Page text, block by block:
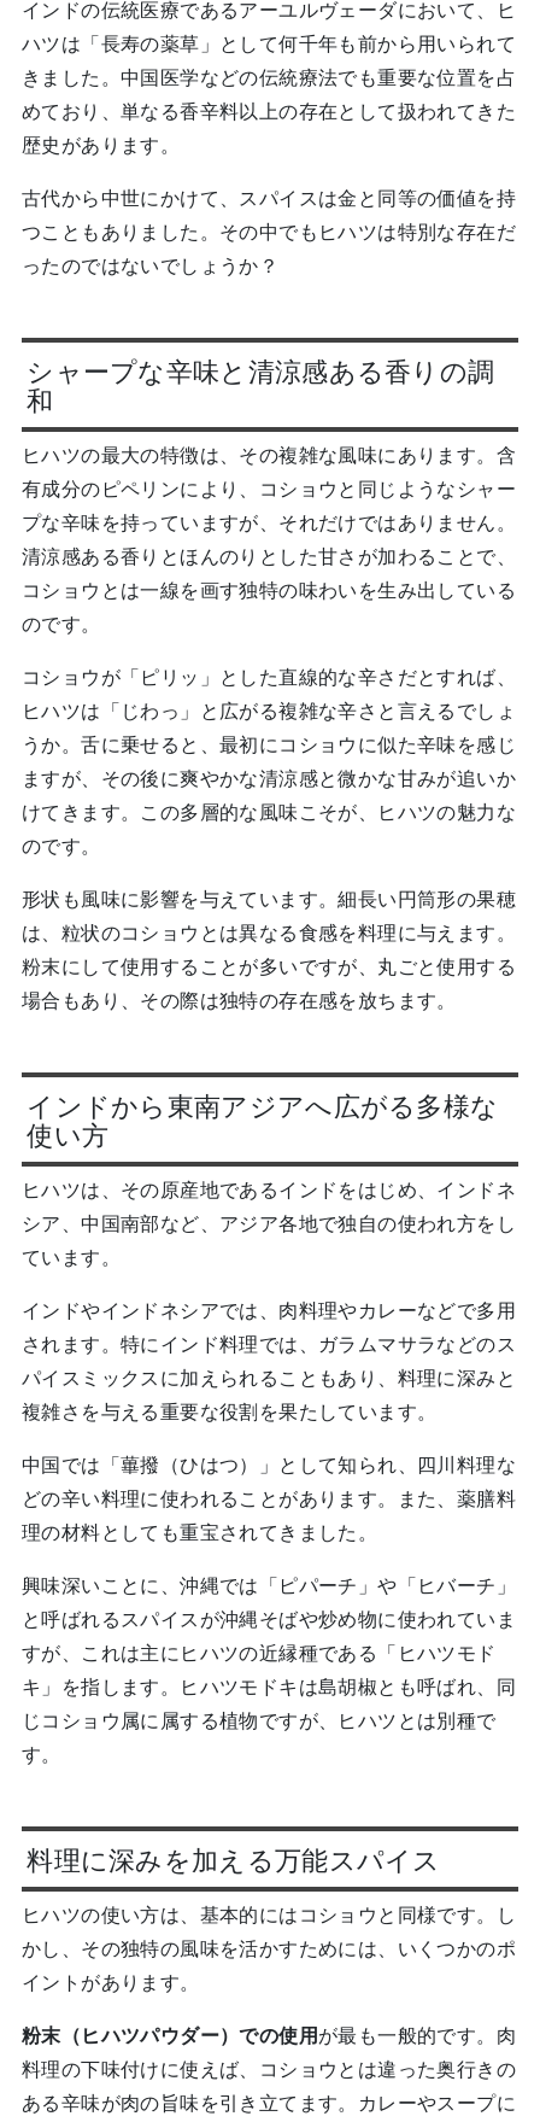
インドの伝統医療であるアーユルヴェーダにおいて、ヒ
ハツは「長寿の薬草」として何千年も前から用いられて
きました。中国医学などの伝統療法でも重要な位置を占
めており、単なる香辛料以上の存在として扱われてきた
歴史があります。
古代から中世にかけて、スパイスは金と同等の価値を持
つこともありました。その中でもヒハツは特別な存在だ
ったのではないでしょうか？
シャープな辛味と清涼感ある香りの調
和
ヒハツの最大の特徴は、その複雑な風味にあります。含
有成分のピペリンにより、コショウと同じようなシャー
プな辛味を持っていますが、それだけではありません。
清涼感ある香りとほんのりとした甘さが加わることで、
コショウとは一線を画す独特の味わいを生み出している
のです。
コショウが「ピリッ」とした直線的な辛さだとすれば、
ヒハツは「じわっ」と広がる複雑な辛さと言えるでしょ
うか。舌に乗せると、最初にコショウに似た辛味を感じ
ますが、その後に爽やかな清涼感と微かな甘みが追いか
けてきます。この多層的な風味こそが、ヒハツの魅力な
のです。
形状も風味に影響を与えています。細長い円筒形の果穂
は、粒状のコショウとは異なる食感を料理に与えます。
粉末にして使用することが多いですが、丸ごと使用する
場合もあり、その際は独特の存在感を放ちます。
インドから東南アジアへ広がる多様な
使い方
ヒハツは、その原産地であるインドをはじめ、インドネ
シア、中国南部など、アジア各地で独自の使われ方をし
ています。
インドやインドネシアでは、肉料理やカレーなどで多用
されます。特にインド料理では、ガラムマサラなどのス
パイスミックスに加えられることもあり、料理に深みと
複雑さを与える重要な役割を果たしています。
中国では「蓽撥（ひはつ）」として知られ、四川料理な
どの辛い料理に使われることがあります。また、薬膳料
理の材料としても重宝されてきました。
興味深いことに、沖縄では「ピパーチ」や「ヒバーチ」
と呼ばれるスパイスが沖縄そばや炒め物に使われていま
すが、これは主にヒハツの近縁種である「ヒハツモド
キ」を指します。ヒハツモドキは島胡椒とも呼ばれ、同
じコショウ属に属する植物ですが、ヒハツとは別種で
す。
料理に深みを加える万能スパイス
ヒハツの使い方は、基本的にはコショウと同様です。し
かし、その独特の風味を活かすためには、いくつかのポ
イントがあります。
粉末（ヒハツパウダー）での使用が最も一般的です。肉
料理の下味付けに使えば、コショウとは違った奥行きの
ある辛味が肉の旨味を引き立てます。カレーやスープに